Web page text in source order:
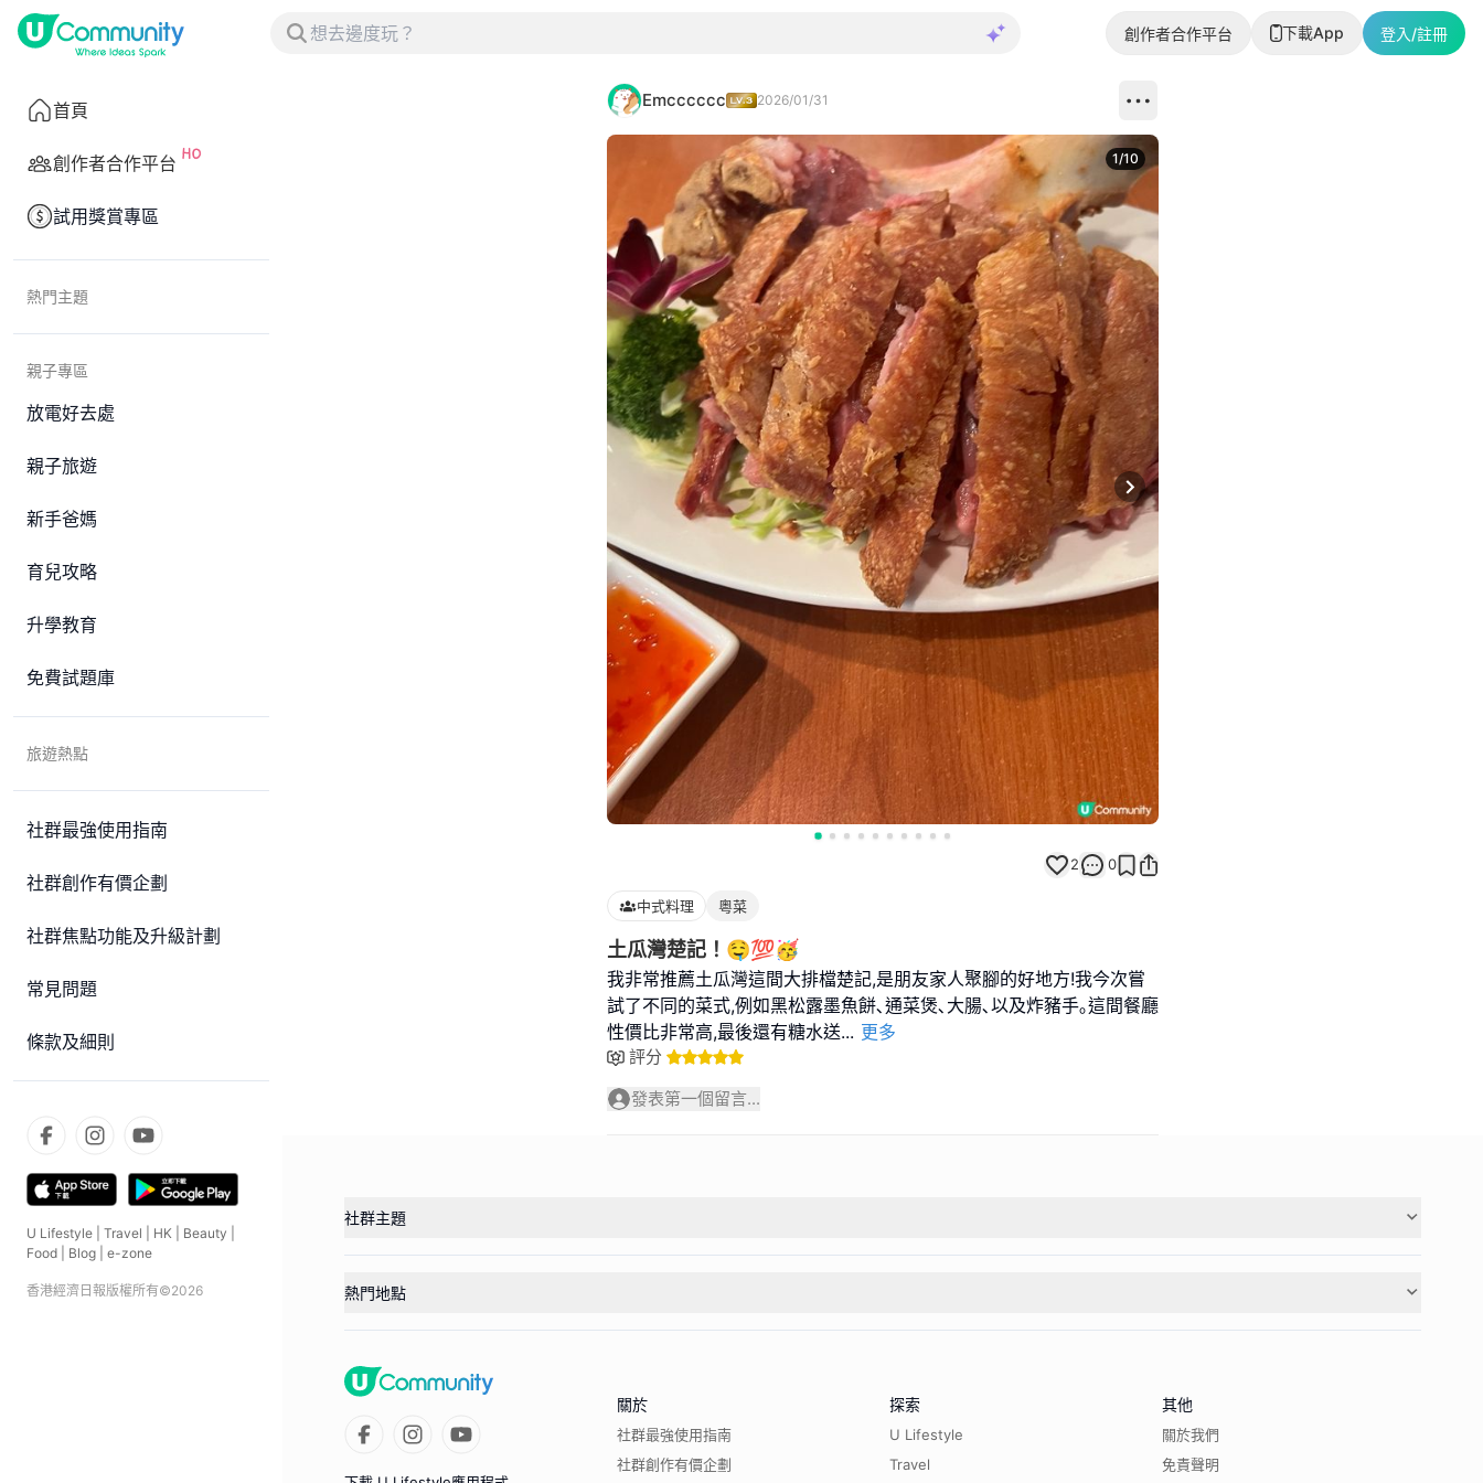
創作者合作平台 下載App 登入/註冊
首頁
創作者合作平台
試用獎賞專區
熱門主題
親子專區
放電好去處
親子旅遊
新手爸媽
育兒攻略
升學教育
免費試題庫
旅遊熱點
社群最強使用指南
社群創作有價企劃
社群焦點功能及升級計劃
常見問題
條款及細則
U Lifestyle Travel HK Beauty
Food
Blog e-zone
香港經濟日報版權所有©2026
Emcccccc 2026/01/31
Next slide
1/10
2 0
中式料理 粵菜
土瓜灣楚記！🤤💯🥳
我非常推薦土瓜灣這間大排檔楚記,是朋友家人聚腳的好地方!我今次嘗
試了不同的菜式,例如黑松露墨魚餅､通菜煲､大腸､以及炸豬手｡這間餐廳
性價比非常高,最後還有糖水送... 更多
評分
發表第一個留言...
社群主題
熱門地點
關於
社群最強使用指南
社群創作有價企劃
探索
U Lifestyle
Travel
其他
關於我們
免責聲明